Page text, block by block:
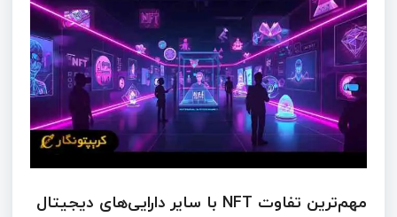
مهم‌ترین تفاوت NFT با سایر دارایی‌های دیجیتال